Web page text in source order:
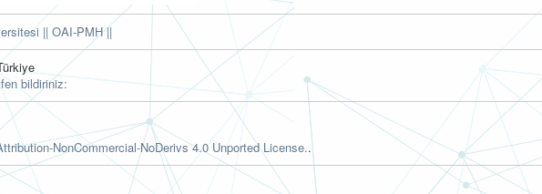
|| OAI-PMH ||
bildiriniz:
NonCommercial-NoDerivs 4.0 Unported License..